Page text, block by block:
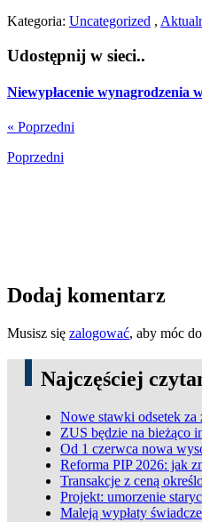
Kategoria: Uncategorized ,
Udostępnij w sieci..
Niewypłacenie wynagrodzenia
« Poprzedni
Poprzedni
Dodaj komentarz
Musisz się zalogować, aby móc
Najczęściej
Nowe stawki odsetek za
ZUS będzie na bieżąco
Od 1 czerwca nowa
Reforma PIP 2026: jak
Transakcje z ceną
Projekt: umorzenie
Maleją wypłaty